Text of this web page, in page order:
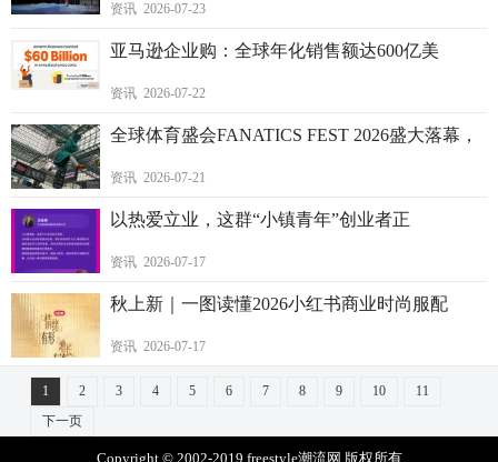
资讯 2026-07-23
亚马逊企业购：全球年化销售额达600亿美
资讯 2026-07-22
全球体育盛会FANATICS FEST 2026盛大落幕，
资讯 2026-07-21
以热爱立业，这群“小镇青年”创业者正
资讯 2026-07-17
秋上新｜一图读懂2026小红书商业时尚服配
资讯 2026-07-17
1 2 3 4 5 6 7 8 9 10
11
下一页
Copyright © 2002-2019 freestyle潮流网 版权所有